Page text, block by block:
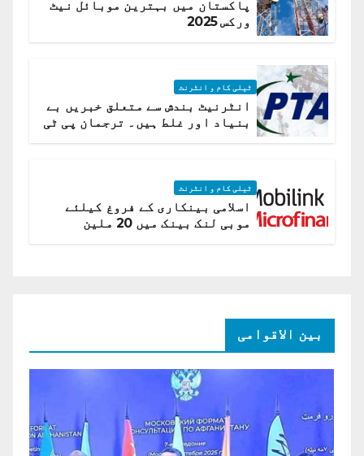
پاکستان میں بہترین موبائل نیٹ
ورکس 2025
ٹیلی کام و انٹرنٹ
انٹرنیٹ بندش سے متعلق خبریں بے
بنیاد اور غلط ہیں۔ ترجمان پی ٹی
ٹیلی کام و انٹرنٹ
اسلامی بینکاری کے فروغ کیلئے
موبی لنک بینک میں 20 ملین
بین الاقوامی